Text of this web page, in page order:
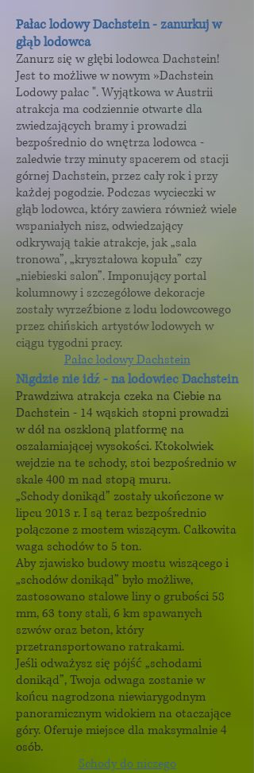
Pałac lodowy Dachstein- zanurkuj w
głąb lodowca
Zanurz się w głębi lodowca Dachstein!
Jest to możliwe w nowym »Dachstein
Lodowy pałac ". Wyjątkowa w Austrii
atrakcja ma codziennie otwarte dla
zwiedzających bramy i prowadzi
bezpośrednio do wnętrza lodowca -
zaledwie trzy minuty spacerem od stacji
górnej Dachstein, przez cały rok i przy
każdej pogodzie. Podczas wycieczki w
głąb lodowca, który zawiera również wiele
wspaniałych nisz, odwiedzający
odkrywają takie atrakcje, jak „sala
tronowa”, „kryształowa kopuła” czy
„niebieski salon”. Imponujący portal
kolumnowy i szczegółowe dekoracje
zostały wyrzeźbione z lodu lodowcowego
przez chińskich artystów lodowych w
ciągu tygodni pracy.
Pałac lodowy Dachstein
Nigdzie nie idź - na lodowiec Dachstein
Prawdziwa atrakcja czeka na Ciebie na
Dachstein - 14 wąskich stopni prowadzi
w dół na oszkloną platformę na
oszałamiającej wysokości. Ktokolwiek
wejdzie na te schody, stoi bezpośrednio w
skale 400 m nad stopą muru.
„Schody donikąd” zostały ukończone w
lipcu 2013 r. I są teraz bezpośrednio
połączone z mostem wiszącym. Całkowita
waga schodów to 5 ton.
Aby zjawisko budowy mostu wiszącego i
„schodów donikąd” było możliwe,
zastosowano stalowe liny o grubości 58
mm, 63 tony stali, 6 km spawanych
szwów oraz beton, który
przetransportowano ratrakami.
Jeśli odważysz się pójść „schodami
donikąd”, Twoja odwaga zostanie w
końcu nagrodzona niewiarygodnym
panoramicznym widokiem na otaczające
góry. Oferuje miejsce dla maksymalnie 4
osób.
Schody do niczego